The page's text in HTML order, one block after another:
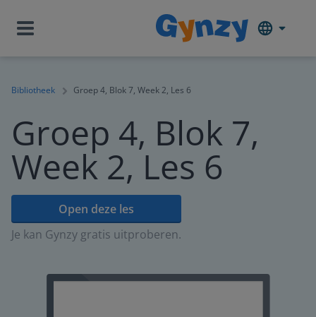
Bibliotheek Groep 4, Blok 7, Week 2, Les 6
Groep 4, Blok 7,
Week 2, Les 6
Open deze les
Je kan Gynzy gratis uitproberen.